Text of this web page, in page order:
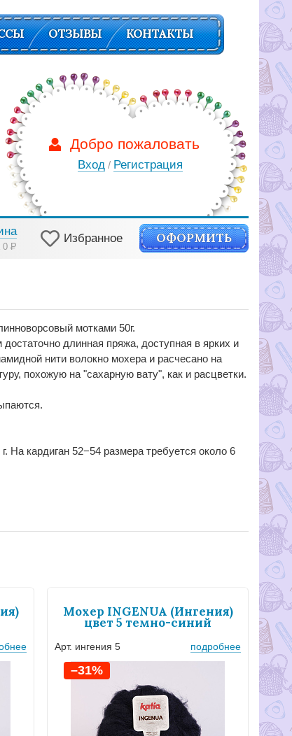
ОТЗЫВЫ КОНТАКТЫ
Добро пожаловать
Вход / Регистрация
0Р
Избранное ОФОРМИТЬ
мотками 50г.
длинная пряжа, доступная в ярких и
нити волокно мохера и расчесано на
похожую на "сахарную вату", как и расцветки.
На кардиган 52−54 размера требуется около 6
Мохер INGENUA (Ингения)
цвет 5 темно-синий
Арт. ингения 5 подробнее
–31%